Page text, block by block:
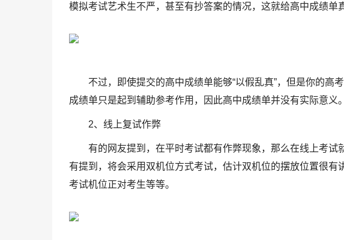
模拟考试艺术生不严，甚至有抄答案的情况，这就给高中成绩单
不过，即使提交的高中成绩单能够“以假乱真”，但是你的高
成绩单只是起到辅助参考作用，因此高中成绩单并没有实际意义。
2、线上复试作弊
有的网友提到，在平时考试都有作弊现象，那么在线上考试
有提到，将会采用双机位方式考试，估计双机位的摆放位置很有
考试机位正对考生等等。